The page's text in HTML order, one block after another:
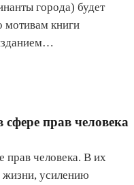
города) будет
мотивам книги
прав человека
прав человека. В их
усилению